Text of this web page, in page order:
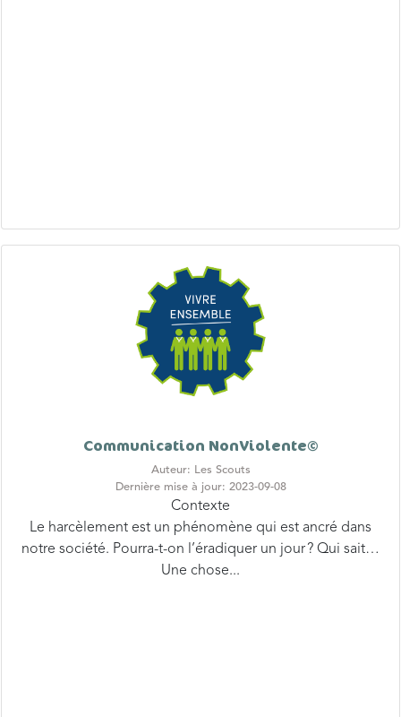
Auteur: Les Scouts
Contexte
Le harcèlement est un phénomène qui est ancré dans
notre société. Pourra-t-on l’éradiquer un jour ? Qui sait…
Une chose...